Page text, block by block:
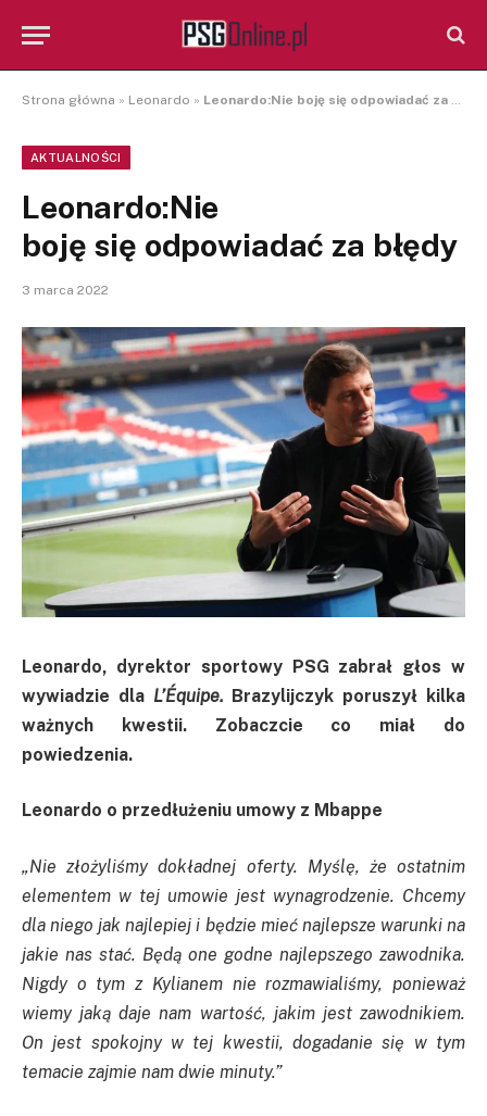
Strona główna » Leonardo » Leonardo:Nie boję się odpowiadać za błędy
AKTUALNOŚCI
Leonardo:Nie
boję się odpowiadać za błędy
3 marca 2022
Leonardo, dyrektor sportowy PSG zabrał głos w
wywiadzie dla L’Équipe. Brazylijczyk poruszył kilka
ważnych kwestii. Zobaczcie co miał do
powiedzenia.
Leonardo o przedłużeniu umowy z Mbappe
„Nie złożyliśmy dokładnej oferty. Myślę, że ostatnim
elementem w tej umowie jest wynagrodzenie. Chcemy
dla niego jak najlepiej i będzie mieć najlepsze warunki na
jakie nas stać. Będą one godne najlepszego zawodnika.
Nigdy o tym z Kylianem nie rozmawialiśmy, ponieważ
wiemy jaką daje nam wartość, jakim jest zawodnikiem.
On jest spokojny w tej kwestii, dogadanie się w tym
temacie zajmie nam dwie minuty.”